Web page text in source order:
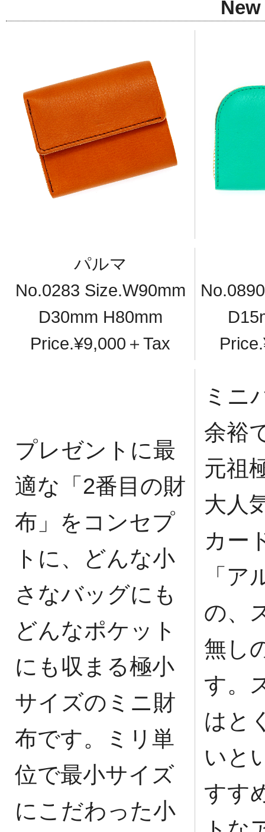
パルマ
No.0283 Size.W90mm
D30mm H80mm
Price.¥9,000＋Tax
プレゼントに最
適な「2番目の財
布」をコンセプ
トに、どんな小
さなバッグにも
どんなポケット
にも収まる極小
サイズのミニ財
布です。ミリ単
位で最小サイズ
にこだわった小
ミニ
余裕
元祖
大人
カー
「ア
の、
無し
す。
はと
いと
すす